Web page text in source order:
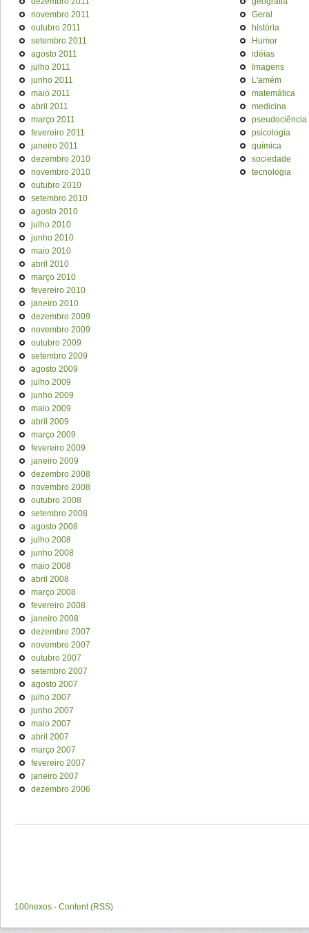
novembro 2011
outubro 2011
setembro 2011
agosto 2011
julho 2011
junho 2011
maio 2011
abril 2011
março 2011
fevereiro 2011
janeiro 2011
dezembro 2010
novembro 2010
outubro 2010
setembro 2010
agosto 2010
julho 2010
junho 2010
maio 2010
abril 2010
março 2010
fevereiro 2010
janeiro 2010
dezembro 2009
novembro 2009
outubro 2009
setembro 2009
agosto 2009
julho 2009
junho 2009
maio 2009
abril 2009
março 2009
fevereiro 2009
janeiro 2009
dezembro 2008
novembro 2008
outubro 2008
setembro 2008
agosto 2008
julho 2008
junho 2008
maio 2008
abril 2008
março 2008
fevereiro 2008
janeiro 2008
dezembro 2007
novembro 2007
outubro 2007
setembro 2007
agosto 2007
julho 2007
junho 2007
maio 2007
abril 2007
março 2007
fevereiro 2007
janeiro 2007
dezembro 2006
Geral
história
Humor
idéias
Imagens
L'amém
matemática
medicina
pseudociência
psicologia
química
sociedade
tecnologia
100nexos - Content (RSS)